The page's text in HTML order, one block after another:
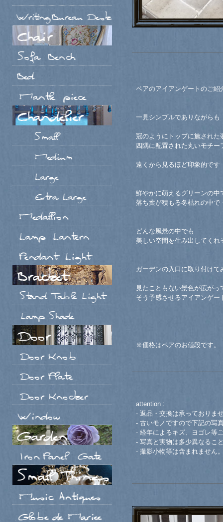
ペアのアイアンゲートのご紹
一見シンプルでありながらも
冠のようにトップに施された
四隅に配置された丸いモチー
遠くから見るほど印象的です
鮮やかに萌えるグリーンの中
落ち葉が積もる冬枯れの中で
どんな風景の中でも
美しい空間を生み出してくれ
ガーデンの入口に取り付けて
見たこともない景色が広がっ
そう予感させるアイアンゲー
※価格はペアのお値段です。
attention :
- 返品・交換は承っておりま
- 古いモノですので下記の写
- 経年によるキズ、ヨゴレ等
- 写真と実物は多少異なるこ
- 撮影小物等は含まれません